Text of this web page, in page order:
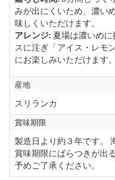
みが出にくいため、濃い
味しくいただけます。
アレンジ: 夏場は濃いめ
スに注ぎ「アイス・レモ
にお楽しみいただけます。
産地
スリランカ
賞味期限
製造日より約３年です。
賞味期限にばらつきが出
予めご了承ください。